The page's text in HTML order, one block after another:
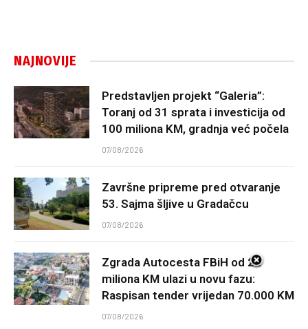
NAJNOVIJE
Predstavljen projekt “Galeria”:
Toranj od 31 sprata i investicija od
100 miliona KM, gradnja već počela
07/08/2026
Završne pripreme pred otvaranje
53. Sajma šljive u Gradačcu
07/08/2026
Zgrada Autocesta FBiH od 22
miliona KM ulazi u novu fazu:
Raspisan tender vrijedan 70.000 KM
07/08/2026